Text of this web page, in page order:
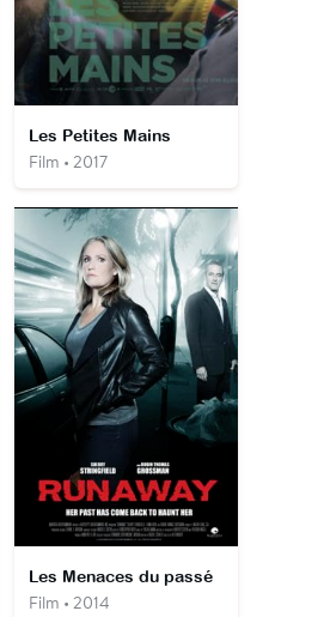
Les Petites Mains
Film • 2017
Les Menaces du passé
Film • 2014